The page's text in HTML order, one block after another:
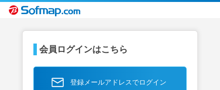
会員ログインはこちら
登録メールアドレスでログイン